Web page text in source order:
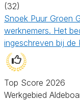
(32)
Snoek Puur Groen
werknemers. Het
ingeschreven bij de
Top Score 2026
Werkgebied